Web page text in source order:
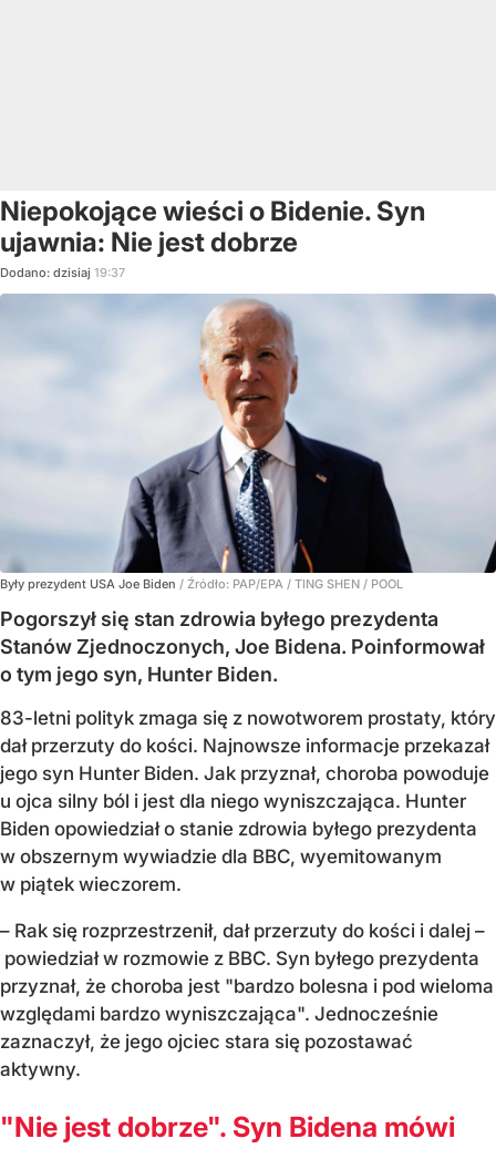
Niepokojące wieści o Bidenie. Syn
ujawnia: Nie jest dobrze
Dodano: dzisiaj 19:37
Były prezydent USA Joe Biden / Źródło: PAP/EPA / TING SHEN / POOL
Pogorszył się stan zdrowia byłego prezydenta
Stanów Zjednoczonych, Joe Bidena. Poinformował
o tym jego syn, Hunter Biden.
83-letni polityk zmaga się z nowotworem prostaty, który
dał przerzuty do kości. Najnowsze informacje przekazał
jego syn Hunter Biden. Jak przyznał, choroba powoduje
u ojca silny ból i jest dla niego wyniszczająca. Hunter
Biden opowiedział o stanie zdrowia byłego prezydenta
w obszernym wywiadzie dla BBC, wyemitowanym
w piątek wieczorem.
– Rak się rozprzestrzenił, dał przerzuty do kości i dalej –
powiedział w rozmowie z BBC. Syn byłego prezydenta
przyznał, że choroba jest "bardzo bolesna i pod wieloma
względami bardzo wyniszczająca". Jednocześnie
zaznaczył, że jego ojciec stara się pozostawać
aktywny.
"Nie jest dobrze". Syn Bidena mówi